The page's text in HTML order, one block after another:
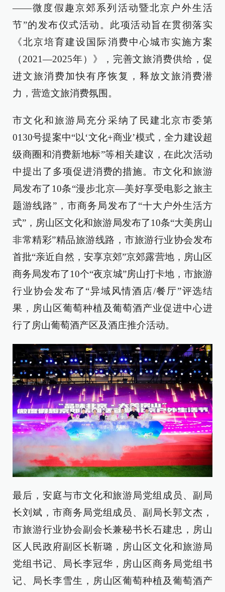
——微度假趣京郊系列活动暨北京户外生活
节”的发布仪式活动。此项活动旨在贯彻落实
《北京培育建设国际消费中心城市实施方案
（2021—2025年）》，完善文旅消费供给，促
进文旅消费加快有序恢复，释放文旅消费潜
力，营造文旅消费氛围。
市文化和旅游局充分采纳了民建北京市委第
0130号提案中“以‘文化+商业’模式，全力建设超
级商圈和消费新地标”等相关建议，在此次活动
中提出了多项促进消费的措施。市文化和旅游
局发布了10条“漫步北京—美好享受电影之旅主
题游线路”，市商务局发布了“十大户外生活方
式”，房山区文化和旅游局发布了10条“大美房山
非常精彩”精品旅游线路，市旅游行业协会发布
首批“亲近自然，安享京郊”京郊露营地，房山区
商务局发布了10个“夜京城”房山打卡地，市旅游
行业协会发布了“异域风情酒店/餐厅”评选结
果，房山区葡萄种植及葡萄酒产业促进中心进
行了房山葡萄酒产区及酒庄推介活动。
最后，安庭与市文化和旅游局党组成员、副局
长刘斌，市商务局党组成员、副局长郭文杰，
市旅游行业协会副会长兼秘书长石建忠，房山
区人民政府副区长靳璐，房山区文化和旅游局
党组书记、局长李冠华，房山区商务局党组书
记、局长李雪生，房山区葡萄种植及葡萄酒产